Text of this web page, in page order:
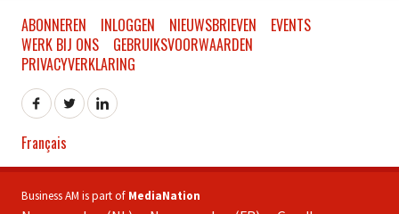
ABONNEREN INLOGGEN NIEUWSBRIEVEN
EVENTS
WERK BIJ ONS
GEBRUIKSVOORWAARDEN
PRIVACYVERKLARING
Français
Business AM is part of MediaNation